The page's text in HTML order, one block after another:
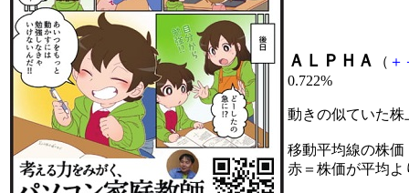
ＡＬＰＨＡ （ ＋
0.722%
動きの似ていた
移動平均線の株価
赤＝株価が平均